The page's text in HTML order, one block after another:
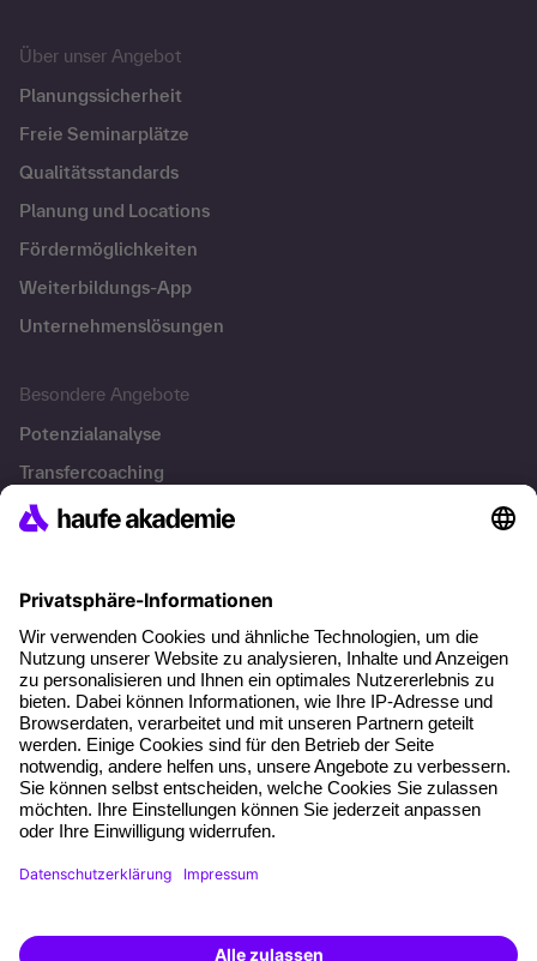
Über unser Angebot
Planungssicherheit
Freie Seminarplätze
Qualitätsstandards
Planung und Locations
Fördermöglichkeiten
Weiterbildungs-App
Unternehmenslösungen
Besondere Angebote
Potenzialanalyse
Transfercoaching
Coaching
Kontakt
FAQ
+49 761 595339-00
AGB
Datenschutz
Weiterbildung finden -